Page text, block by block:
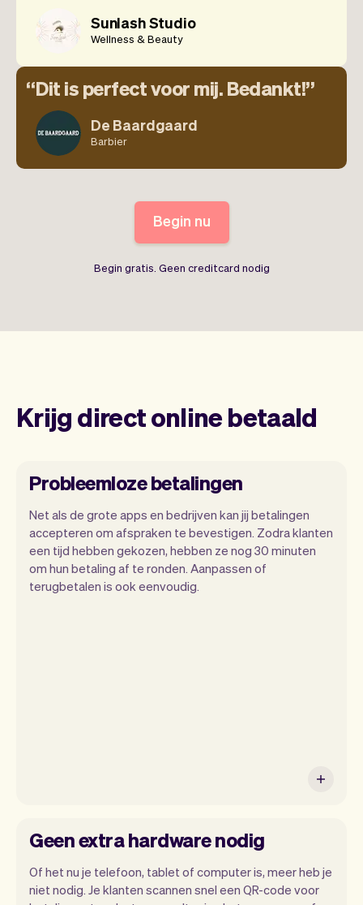
Sunlash Studio
Wellness & Beauty
Dit is perfect voor mij. Bedankt!
De Baardgaard
Barbier
Begin nu
Begin gratis. Geen creditcard nodig
Krijg direct online betaald
Probleemloze betalingen
Net als de grote apps en bedrijven kan jij betalingen
accepteren om afspraken te bevestigen. Zodra klanten
een tijd hebben gekozen, hebben ze nog 30 minuten
om hun betaling af te ronden. Aanpassen of
terugbetalen is ook eenvoudig.
Geen extra hardware nodig
Of het nu je telefoon, tablet of computer is, meer heb je
niet nodig. Je klanten scannen snel een QR-code voor